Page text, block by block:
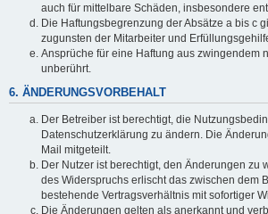
auch für mittelbare Schäden, insbesondere
Die Haftungsbegrenzung der Absätze a bis c
zugunsten der Mitarbeiter und
Ansprüche für eine Haftung aus zwingendem
unberührt.
6. ÄNDERUNGSVORBEHALT
Der Betreiber ist berechtigt, die
Datenschutzerklärung zu ändern. Die
Mail mitgeteilt.
Der Nutzer ist berechtigt, den Änderungen zu
des Widerspruchs erlischt das zwischen dem
bestehende Vertragsverhältnis mit sofortiger
Die Änderungen gelten als anerkannt und